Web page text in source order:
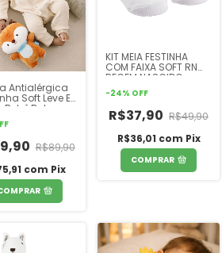
Antialérgica
Soft Leve E
Buba
R$89,90
com Pix
KIT MEIA FESTINHA
COM FAIXA SOFT RN
RECEM NASCIDO
PIMPOLHO
-24% OFF
R$37,90 R$49,90
R$36,01 com Pix
COMPRAR